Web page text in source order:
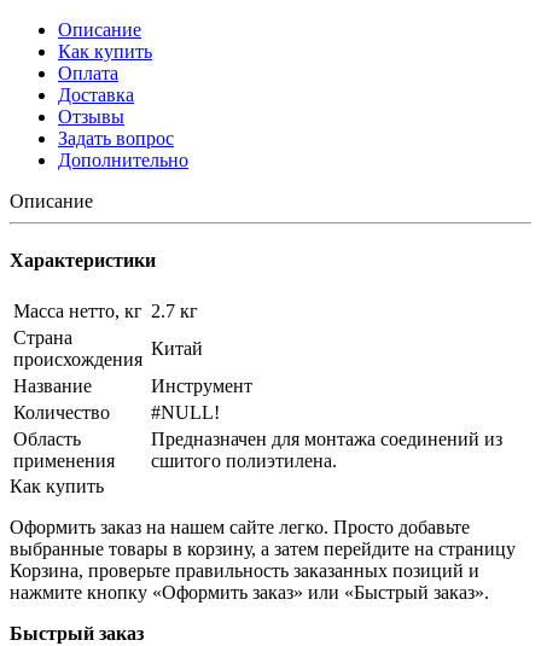
Описание
Как купить
Оплата
Доставка
Отзывы
Задать вопрос
Дополнительно
Описание
Характеристики
Масса нетто, кг 2.7 кг
Страна
происхождения
Китай
Название
Инструмент
Количество
#NULL!
Область
применения
Предназначен для монтажа соединений из
сшитого полиэтилена.
Как купить
Оформить заказ на нашем сайте легко. Просто добавьте
выбранные товары в корзину, а затем перейдите на страницу
Корзина, проверьте правильность заказанных позиций и
нажмите кнопку «Оформить заказ» или «Быстрый заказ».
Быстрый заказ